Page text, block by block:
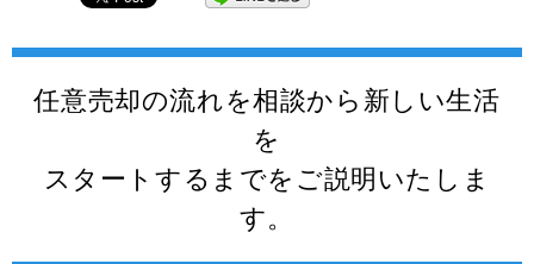
任意売却の流れを相談から新しい生活
を
スタートするまでをご説明いたしま
す。